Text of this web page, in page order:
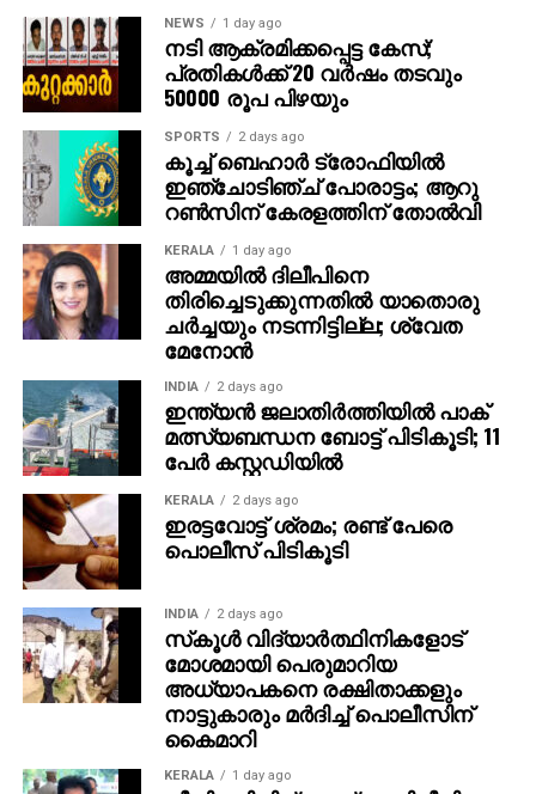
NEWS 1 day ago
നടി ആക്രമിക്കപ്പെട്ട കേസ്;
പ്രതികള്‍ക്ക് 20 വര്‍ഷം തടവും
50000 രൂപ പിഴയും
SPORTS 2 days ago
കൂച്ച് ബെഹാര്‍ ട്രോഫിയില്‍
ഇഞ്ചോടിഞ്ച് പോരാട്ടം; ആറു
റണ്‍സിന് കേരളത്തിന് തോല്‍വി
KERALA 1 day ago
അമ്മയില്‍ ദിലീപിനെ
തിരിച്ചെടുക്കുന്നതില്‍ യാതൊരു
ചര്‍ച്ചയും നടന്നിട്ടില്ല; ശ്വേത
മേനോന്‍
INDIA 2 days ago
ഇന്ത്യന്‍ ജലാതിര്‍ത്തിയില്‍ പാക്
മത്സ്യബന്ധന ബോട്ട് പിടികൂടി; 11
പേര്‍ കസ്റ്റഡിയില്‍
KERALA 2 days ago
ഇരട്ടവോട്ട് ശ്രമം; രണ്ട് പേരെ
പൊലീസ് പിടികൂടി
INDIA 2 days ago
സ്‌കൂള്‍ വിദ്യാര്‍ത്ഥിനികളോട്
മോശമായി പെരുമാറിയ
അധ്യാപകനെ രക്ഷിതാക്കളും
നാട്ടുകാരും മര്‍ദിച്ച് പൊലീസിന്
കൈമാറി
KERALA 1 day ago